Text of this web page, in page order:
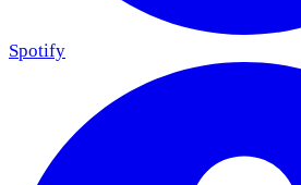
Spotify